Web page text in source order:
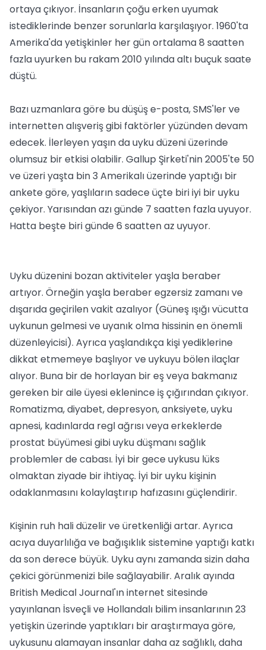
ortaya çıkıyor. İnsanların çoğu erken uyumak
istediklerinde benzer sorunlarla karşılaşıyor. 1960'ta
Amerika'da yetişkinler her gün ortalama 8 saatten
fazla uyurken bu rakam 2010 yılında altı buçuk saate
düştü.
Bazı uzmanlara göre bu düşüş e-posta, SMS'ler ve
internetten alışveriş gibi faktörler yüzünden devam
edecek. İlerleyen yaşın da uyku düzeni üzerinde
olumsuz bir etkisi olabilir. Gallup Şirketi'nin 2005'te 50
ve üzeri yaşta bin 3 Amerikalı üzerinde yaptığı bir
ankete göre, yaşlıların sadece üçte biri iyi bir uyku
çekiyor. Yarısından azı günde 7 saatten fazla uyuyor.
Hatta beşte biri günde 6 saatten az uyuyor.
Uyku düzenini bozan aktiviteler yaşla beraber
artıyor. Örneğin yaşla beraber egzersiz zamanı ve
dışarıda geçirilen vakit azalıyor (Güneş ışığı vücutta
uykunun gelmesi ve uyanık olma hissinin en önemli
düzenleyicisi). Ayrıca yaşlandıkça kişi yediklerine
dikkat etmemeye başlıyor ve uykuyu bölen ilaçlar
alıyor. Buna bir de horlayan bir eş veya bakmanız
gereken bir aile üyesi eklenince iş çığırından çıkıyor.
Romatizma, diyabet, depresyon, anksiyete, uyku
apnesi, kadınlarda regl ağrısı veya erkeklerde
prostat büyümesi gibi uyku düşmanı sağlık
problemler de cabası. İyi bir gece uykusu lüks
olmaktan ziyade bir ihtiyaç. İyi bir uyku kişinin
odaklanmasını kolaylaştırıp hafızasını güçlendirir.
Kişinin ruh hali düzelir ve üretkenliği artar. Ayrıca
acıya duyarlılığa ve bağışıklık sistemine yaptığı katkı
da son derece büyük. Uyku aynı zamanda sizin daha
çekici görünmenizi bile sağlayabilir. Aralık ayında
British Medical Journal'ın internet sitesinde
yayınlanan İsveçli ve Hollandalı bilim insanlarının 23
yetişkin üzerinde yaptıkları bir araştırmaya göre,
uykusunu alamayan insanlar daha az sağlıklı, daha